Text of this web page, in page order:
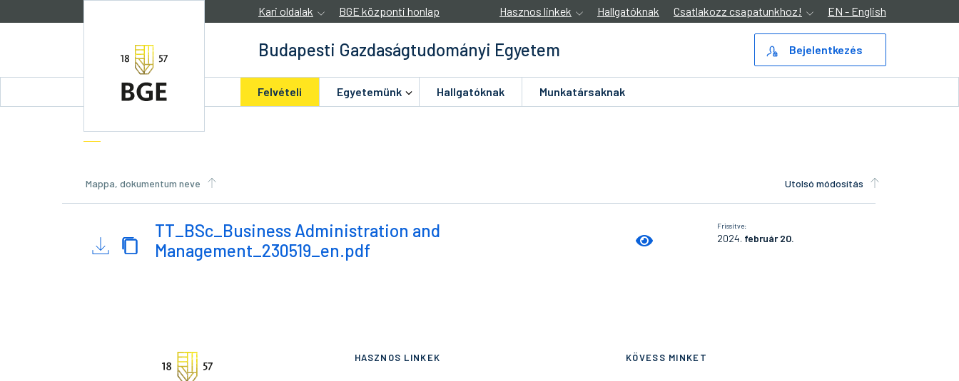
Kari oldalak BGE központi honlap Hasznos linkek Hallgatóknak Csatlakozz csapatunkhoz! EN - English
Budapesti Gazdaságtudományi Egyetem Bejelentkezés
Felvételi Egyetemünk Hallgatóknak Munkatársaknak
Mappa, dokumentum neve Utolsó módosítás
TT_BSc_Business Administration and
Management_230519_en.pdf
Frissítve:
2024. február 20.
HASZNOS LINKEK KÖVESS MINKET